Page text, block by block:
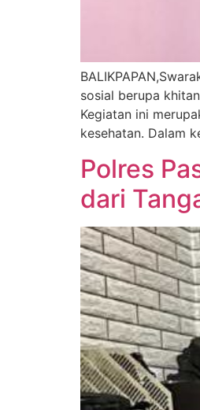
sosial berupa
Kegiatan ini
kesehatan. Dalam
Polres
dari